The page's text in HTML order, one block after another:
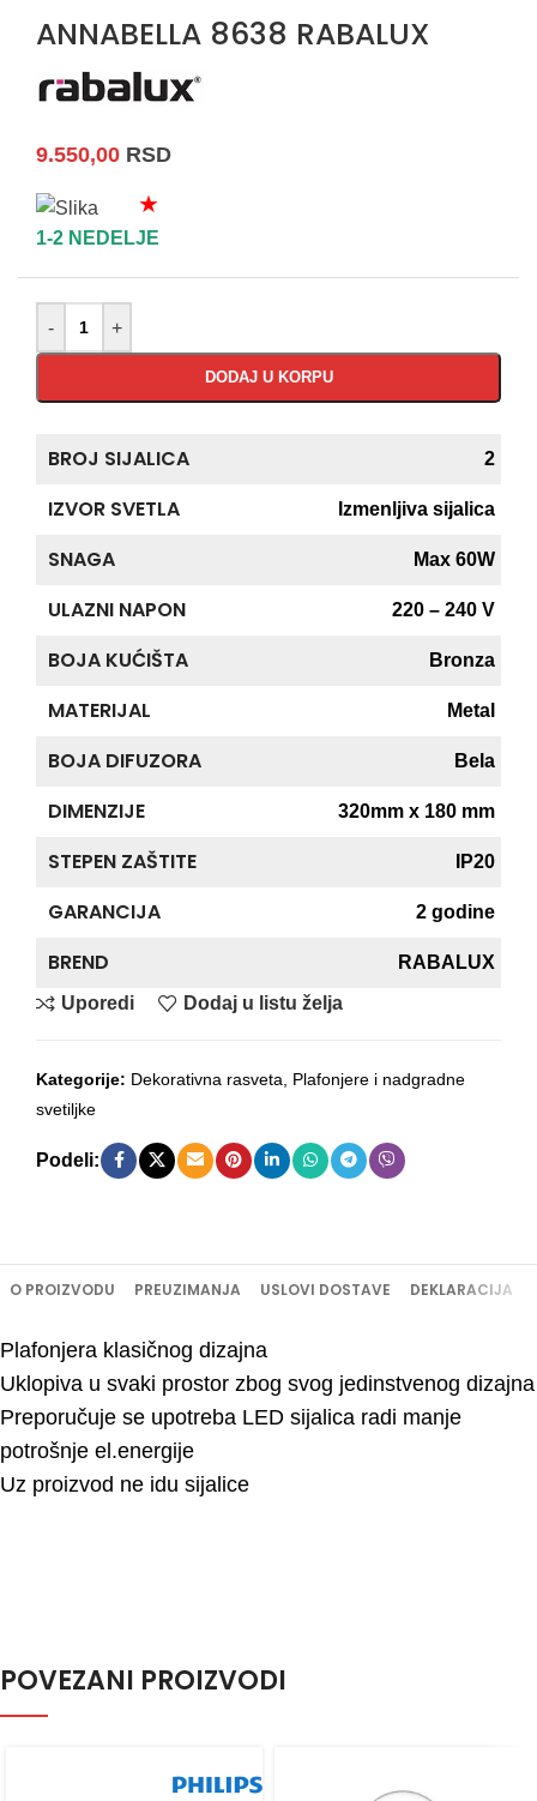
ANNABELLA 8638 RABALUX
9.550,00 RSD
★
1-2 NEDELJE
- +
DODAJ U KORPU
BROJ SIJALICA 2
IZVOR SVETLA Izmenljiva sijalica
SNAGA Max 60W
ULAZNI NAPON 220 – 240 V
BOJA KUĆIŠTA Bronza
MATERIJAL Metal
BOJA DIFUZORA Bela
DIMENZIJE 320mm x 180 mm
STEPEN ZAŠTITE IP20
GARANCIJA 2 godine
BREND
RABALUX
Uporedi
Dodaj u listu želja
Kategorije: Dekorativna rasveta
Plafonjere i nadgradne
svetiljke
Podeli:
O PROIZVODU PREUZIMANJA USLOVI DOSTAVE DEKLARACIJA
Plafonjera klasičnog dizajna
Uklopiva u svaki prostor zbog svog jedinstvenog dizajna
Preporučuje se upotreba LED sijalica radi manje
potrošnje el.energije
Uz proizvod ne idu sijalice
POVEZANI PROIZVODI